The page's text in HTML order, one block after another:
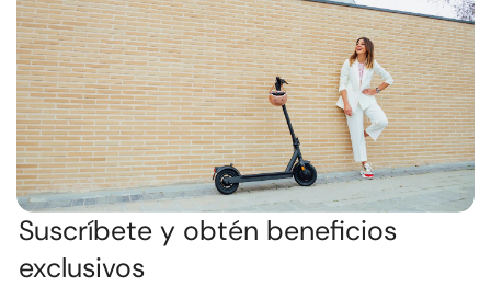
Suscríbete y obtén beneficios
exclusivos